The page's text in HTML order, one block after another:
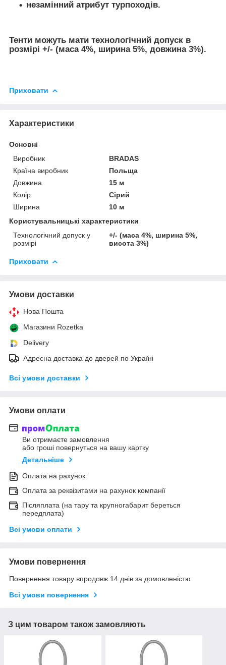
незамінний атрибут турпоходів.
Тенти можуть мати технологічний допуск в
розмірі +/- (маса 4%, ширина 5%, довжина 3%).
Приховати
Характеристики
Основні
Виробник
BRADAS
Країна виробник
Польща
Довжина
15 м
Колір
Сірий
Ширина
10 м
Користувальницькі характеристики
Технологічний допуск у
розмірі
+/- (маса 4%, ширина 5%,
висота 3%)
Приховати
Умови доставки
Нова Пошта
Магазини Rozetka
Delivery
Адресна доставка до дверей по Україні
Всі умови доставки
Умови оплати
Ви отримаєте замовлення
або гроші повернуться на вашу картку
Детальніше
Оплата на рахунок
Оплата за реквізитами на рахунок компанії
Післяплата (на тару та крупногабарит береться
передплата)
Всі умови оплати
Умови повернення
Повернення товару впродовж 14 днів за домовленістю
Всі умови повернення
З цим товаром також замовляють